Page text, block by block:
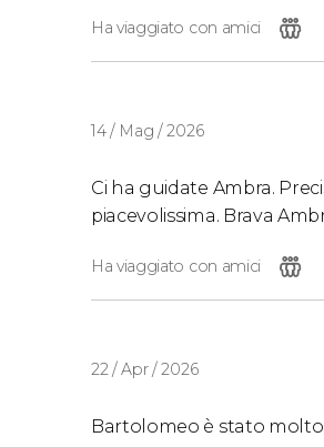
Ha viaggiato con amici
14 / Mag / 2026
Ci ha guidate Ambra.
piacevolissima. Brava
Ha viaggiato con amici
22 / Apr / 2026
Bartolomeo è stato